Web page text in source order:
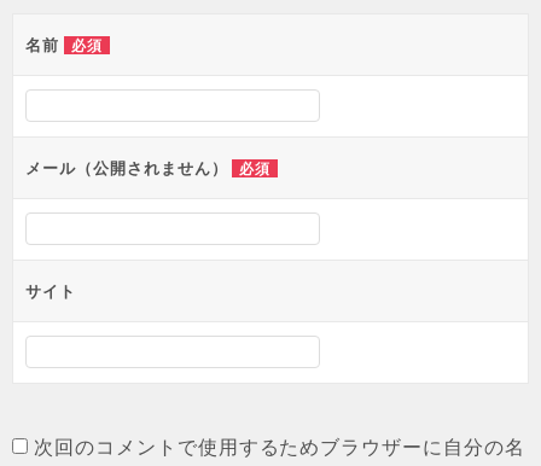
ン
名前 必須
メール（公開されません） 必須
サイト
次回のコメントで使用するためブラウザーに自分の名